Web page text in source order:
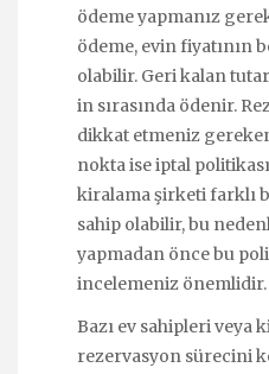
ödeme yapmanız
ödeme, evin fiyatının
olabilir. Geri kalan
in sırasında ödenir.
dikkat etmeniz
nokta ise iptal
kiralama şirketi farklı
sahip olabilir, bu
yapmadan önce bu
incelemeniz önemlidir.
Bazı ev sahipleri veya
rezervasyon sürecini